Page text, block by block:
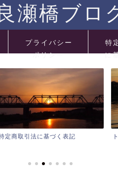
瀬橋ブロ
プライバシー
ポリシー
特
に
定商取引法に基づく表記